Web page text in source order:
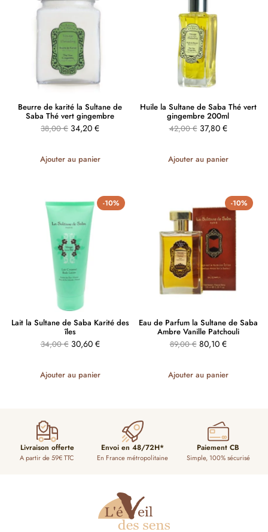
Beurre de karité la Sultane de
Saba Thé vert gingembre
38,00€ 34,20 €
Ajouter au panier
Huile la Sultane de Saba Thé vert
gingembre 200ml
42,00€ 37,80 €
Ajouter au panier
-10%
Lait la Sultane de Saba Karité des
îles
34,00€ 30,60 €
Ajouter au panier
-10%
Eau de Parfum la Sultane de Saba
Ambre Vanille Patchouli
89,00€ 80,10 €
Ajouter au panier
Livraison offerte
A partir de 59€ TTC
Envoi en 48/72H*
En France métropolitaine
Paiement CB
Simple, 100% sécurisé